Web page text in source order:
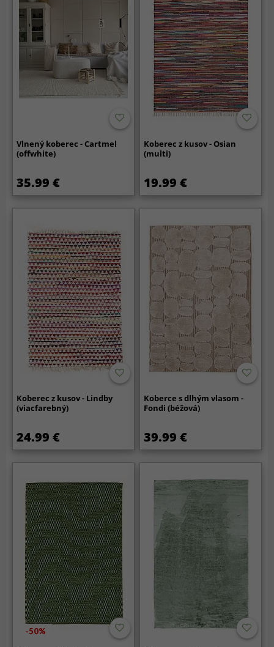
Vlnený koberec - Cartmel
(offwhite)
35.99 €
Koberec z kusov - Osian
(multi)
19.99 €
Koberec z kusov - Lindby
(viacfarebný)
24.99 €
Koberce s dlhým vlasom -
Fondi (béžová)
39.99 €
-50%